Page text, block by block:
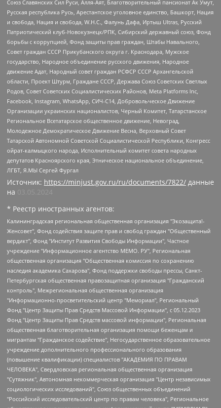
Союз Славянских Сил Руси, Алля-Аят, Благотворительный пансионат Ак Умут,
Русская республика Русь, Арестантское уголовное единство, Башкорт, Нация
и свобода, Нация и свобода, W.H.С., Фалунь Дафа, Иртыш Ultras, Русский
Патриотический клуб-Новокузнецк/РПК, Сибирский державный союз, Фонд
борьбы с коррупцией, Фонд защиты прав граждан, Штабы Навального,
Совет граждан СССР Прикубанского округа г. Краснодара, Мужское
государство, Народное объединение русского движения, Народное
движение Адат, Народный совет граждан РСФСР СССР Архангельской
области, Проект Штурм, Граждане СССР, Держава Союз Советских Светлых
Родов, Совет Советских Социалистических Районов, Meta Platforms Inc,
Facebook, Instagram, WhatsApp, СИЧ-С14, Добровольческое Движение
Организации украинских националистов, Черный Комитет, Татарстанское
Региональное Всетатарское общественное движение, Невоград,
Молодежное Демократическое Движение Весна, Верховный Совет
Татарской Автономной Советской Социалистической Республики, Конгресс
ойрат-калмыцкого народа, Исполнительный комитет совета народных
депутатов Красноярского края, Этническое национальное объединение,
ЛГБТ, Я.МЫ Сергей Фургал
Источник: https://minjust.gov.ru/ru/documents/7822/ данные
на 03.05.2024
* Реестр иностранных агентов:
Калининградская региональная общественная организация "Экозащита!-Женсовет", Фонд содействия защите прав и свобод граждан "Общественный вердикт", Фонд "Институт Развития Свободы Информации", Частное учреждение "Информационное агентство МЕМО. РУ", Региональная общественная организация "Общественная комиссия по сохранению наследия академика Сахарова", Фонд поддержки свободы прессы, Санкт-Петербургская общественная правозащитная организация "Гражданский контроль", Межрегиональная общественная организация "Информационно-просветительский центр "Мемориал", Региональный Фонд "Центр Защиты Прав Средств Массовой Информации", с 05.12.2023 Фонд "Центр Защиты Прав Средств массовой информации", Региональная общественная благотворительная организация помощи беженцам и мигрантам "Гражданское содействие", Негосударственное образовательное учреждение дополнительного профессионального образования (повышение квалификации) специалистов "АКАДЕМИЯ ПО ПРАВАМ ЧЕЛОВЕКА", Свердловская региональная общественная организация "Сутяжник", Автономная некоммерческая организация "Центр независимых социологических исследований", Союз общественных объединений "Российский исследовательский центр по правам человека", Региональное общественное учреждение научно-информационный центр "МЕМОРИАЛ", Некоммерческая организация "Фонд защиты гласности", Автономная некоммерческая организация "Институт прав человека", Городская общественная организация "Екатеринбургское общество "МЕМОРИАЛ", Городская общественная организация "Рязанское историко-просветительское и правозащитное общество "Мемориал" (Рязанский Мемориал), Челябинский региональный орган общественной самодеятельности – женское общественное объединение "Женщины Евразии", Челябинский региональный орган общественной самодеятельности "Уральская правозащитная группа", Фонд содействия защите здоровья и социальной справедливости имени Андрея Рылькова, Автономная Некоммерческая Организация "Аналитический Центр Юрия Левады", Автономная некоммерческая организация социальной поддержки населения "Проект Апрель", Региональная общественная организация помощи женщинам и детям, находящимся в кризисной ситуации "Информационно-методический центр "Анна", Фонд содействия развитию массовых коммуникаций и правовому просвещению "Так-так-Так", Фонд содействия устойчивому развитию "Серебряная тайга", Свердловский региональный общественный фонд социальных проектов "Новое время", "Idel.Реалии", Кавказ.Реалии, Крым.Реалии, Телеканал Настоящее Время, Татаро-башкирская служба Радио Свобода (Azatliq Radiosi), Радио Свободная Европа/Радио Свобода (PCE/PC), "Сибирь.Реалии", "Фактограф", Благотворительный фонд помощи осужденным и их семьям, Автономная некоммерческая организация "Институт глобализации и социальных движений", Фонд "В защиту прав заключенных", Частное учреждение "Центр поддержки и содействия развитию средств массовой информации", Пензенский региональный общественный благотворительный фонд "Гражданский союз", "Север.Реалии", Некоммерческая организация Фонд "Правовая инициатива", Общество с ограниченной ответственностью "Радио Свободная Европа/Радио Свобода", Чешское информационное агентство "MEDIUM-ORIENT", Красноярская региональная общественная организация "Мы против СПИДа", Камалягин Денис Николаевич, Маркелов Сергей Евгеньевич, Пономарев Лев Александрович, Савицкая Людмила Алексеевна, Автономная некоммерческая организация "Центр по работе с проблемой насилия "НАСИЛИЮ.НЕТ", Межрегиональный профессиональный союз работников здравоохранения "Альянс врачей", Юридическое лицо, зарегистрированное в Латвийской Республике, SIA "Medusa Project" (регистрационный номер 40103797863, дата регистрации 10.06.2014), Некоммерческая организация "Фонд по борьбе с коррупцией", Автономная некоммерческая организация "Институт права и публичной политики", Баданин Роман Сергеевич, Гликин Максим Александрович, Железнова Мария Михайловна, Лукьянова Юлия Сергеевна, Маетная Елизавета Витальевна, Маняхин Петр Борисович, Чуракова Ольга Владимировна, Ярош Юлия Петровна, Юридическое лицо "The Insider SIA", зарегистрированное в Риге, Латвийская Республика (дата регистрации 26.06.2015), являющееся администратором доменного имени интернет-издания "The Insider SIA", https://theins.ru, Постернак Алексей Евгеньевич, Рубин Михаил Аркадьевич, Анин Роман Александрович, Юридическое лицо Istories fonds, зарегистрированное в Латвийской Республике (регистрационный номер 50008295751, дата регистрации 24.02.2020), Великовский Дмитрий Александрович, Долинина Ирина Николаевна, Мароховская Алеся Алексеевна, Шлейнов Роман Юрьевич, Шмагун Олеся Валентиновна, Общество с ограниченной ответственностью "Альтаир 2021", Общество с ограниченной ответственностью "Вега 2021", Общество с ограниченной ответственностью "Главный редактор 2021", Общество с ограниченной ответственностью "Ромашки монолит", Важенков Артем Валерьевич, Ивановская областная общественная организация "Центр гендерных исследований", Гурман Юрий Альбертович, Медиапроект "ОВД-Инфо", Егоров Владимир Владимирович, Жилинский Владимир Александрович, Общество с ограниченной ответственностью "ЗП", Иванова София Юрьевна, Карезина Инна Павловна, Кильтау Екатерина Викторовна, Петров Алексей Викторович, Пискунов Сергей Евгеньевич, Смирнов Сергей Сергеевич, Тихонов Михаил Сергеевич, Общество с ограниченной ответственностью "ЖУРНАЛИСТ-ИНОСТРАННЫЙ АГЕНТ", Арапова Галина Юрьевна, Вольтская Татьяна Анатольевна, Американская компания "Mason G.E.S. Anonymous Foundation" (США), являющаяся владельцем интернет-издания https://mnews.world/, Компания "Stichting Bellingcat", зарегистрированная в Нидерландах (дата регистрации 11.07.2018), Захаров Андрей Вячеславович, Клепиковская Екатерина Дмитриевна, Общество с ограниченной ответственностью "МЕМО", Перл Роман Александрович, Симонов Евгений Алексеевич, Соловьева Елена Анатольевна, Сотников Даниил Владимирович, Сурначева Елизавета Дмитриевна, Автономная некоммерческая организация по защите прав человека и информированию населения "Якутия – Наше Мнение", Общество с ограниченной ответственностью "Москоу диджитал медиа", с 26.01.2023 Общество с ограниченной ответственностью "Чайка Белые сады", Ветошкина Валерия Валерьевна, Заговора Максим Александрович, Межрегиональное общественное движение "Российская ЛГБТ - сеть", Оленичев Максим Владимирович, Павлов Иван Юрьевич, Скворцова Елена Сергеевна, Общество с ограниченной ответственностью "Как бы инагент", Кочетков Игорь Викторович, Общество с ограниченной ответственностью "Честные выборы", Еланчик Олег Александрович, Общество с ограниченной ответственностью "Нобелевский призыв", Гималова Регина Эмилевна, Григорьев Андрей Валерьевич, Григорьева Алина Александровна, Ассоциация по содействию защите прав призывников, альтернативнослужащих и военнослужащих "Правозащитная группа "Гражданин.Армия.Право", Хисамова Регина Фаритовна, Автономная некоммерческая организация по реализации социально-правовых программ "Лилит", Дальневосточное общественное движение "Маяк", Санкт-Петербургская ЛГБТ-инициативная группа "Выход", Инициативная группа ЛГБТ+ "Реверс", Алексеев Андрей Викторович, Бекбулатова Таисия Львовна, Беляев Иван Михайлович, Владыкина Елена Сергеевна, Гельман Марат Александрович, Никульшина Вероника Юрьевна, Толоконникова Надежда Андреевна, Шендерович Виктор Анатольевич, Общество с ограниченной ответственностью "Данное сообщение", Общество с ограниченной ответственностью Издательский дом "Новая глава", Айнбиндер Александра Александровна, Московский комьюнити-центр для ЛГБТ+инициатив, Благотворительный фонд развития филантропии, Deutsche Welle (Германия, Kurt-Schumacher-Strasse 3, 53113 Bonn), Борзунова Мария Михайловна, Воробьев Виктор Викторович, Голубева Анна Львовна, Константинова Алла Михайловна, Малкова Ирина Владимировна, Мурадов Мурад Абдулгалимович, Осетинская Елизавета Николаевна, Понасенков Евгений Николаевич, Ганапольский Матвей Юрьевич, Киселев Евгений Алексеевич, Борухович Ирина Григорьевна, Дремин Иван Тимофеевич, Дубровский Дмитрий Викторович, Красноярская региональная общественная организация поддержки и развития альтернативных образовательных технологий и межкультурных коммуникаций "ИНТЕРРА", Маяковская Екатерина Алексеевна, Фейгин Марк Захарович, Филимонов Андрей Викторович, Дзугкоева Регина Николаевна, Доброхотов Роман Александрович, Дудь Юрий Александрович, Елкин Сергей Владимирович, Кругликов Кирилл Игоревич, Сабунаева Мария Леонидовна, Семенов Алексей Владимирович, Шаинян Карен Багратович, Шульман Екатерина Михайловна, Асафьев Артур Валерьевич, Вахштайн Виктор Семенович, Венедиктов Алексей Алексеевич, Лушникова Екатерина Евгеньевна, Волков Леонид Михайлович, Невзоров Александр Глебович, Пархоменко Сергей Борисович, Сироткин Ярослав Николаевич, Кара-Мурза Владимир Владимирович, Баранова Наталья Владимировна, Гозман Леонид Яковлевич, Кагарлицкий Борис Юльевич, Климарев Михаил Валерьевич, Милов Владимир Станиславович, Автономная некоммерческая организация Краснодарский центр современного искусства "Типография", Моргенштерн Алишер Тагирович, Соболь Любовь Эдуардовна, Общество с ограниченной ответственностью "ЛИЗА НОРМ", Каспаров Гарри Кимович, Ходорковский Михаил Борисович, Общество с ограниченной ответственностью "Апрельские тезисы", Данилович Ирина Брониславовна, Кашин Олег Владимирович, Петров Николай Владимирович, Пивоваров Алексей Владимирович, Соколов Михаил Владимирович, Цветкова Юлия Владимировна, Чичваркин Евгений Александрович, Комитет против пыток/Команда против пыток, Общество с ограниченной ответственностью "Первый научный", Общество с ограниченной ответственностью "Вертолет и ко", Белоцерковская Вероника Борисовна, Кац Максим Евгеньевич, Лазарева Татьяна Юрьевна, Шаведдинов Руслан Табризович, Яшин Илья Валерьевич, Общество с ограниченной ответственностью "Иноагент ААВ", Алешковский Дмитрий Петрович, Альбац Евгения Марковна, Быков Дмитрий Львович, Галямина Юлия Евгеньевна, Лойко Сергей Леонидович, Мартынов Кирилл Константинович, Медведев Сергей Александрович, Крашенинников Федор Геннадиевич, Гордеева Катерина Вл